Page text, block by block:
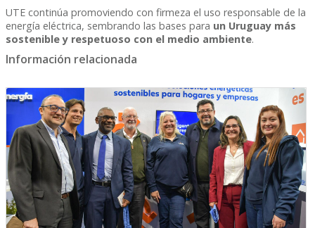
UTE continúa promoviendo con firmeza el uso responsable de la
energía eléctrica, sembrando las bases para un Uruguay más
sostenible y respetuoso con el medio ambiente.
Información relacionada